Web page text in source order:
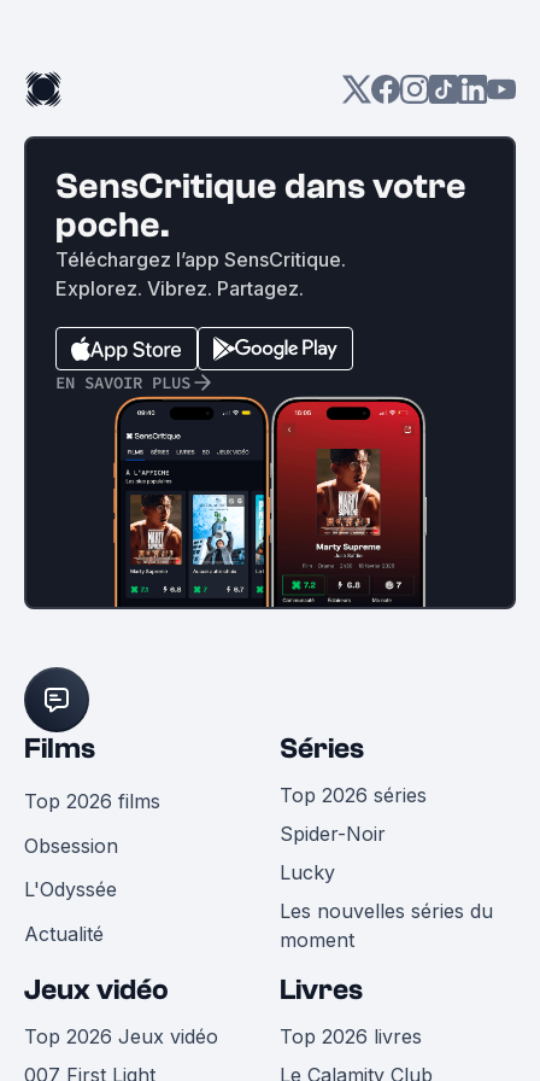
SensCritique dans votre
poche.
Téléchargez l’app SensCritique.
Explorez. Vibrez. Partagez.
EN SAVOIR PLUS
Films
Top 2026 films
Obsession
L'Odyssée
Actualité
Séries
Top 2026 séries
Spider-Noir
Lucky
Les nouvelles séries du
moment
Jeux vidéo
Top 2026 Jeux vidéo
007 First Light
Livres
Top 2026 livres
Le Calamity Club